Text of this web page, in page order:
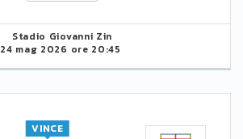
Stadio Giovanni Zin
24 mag 2026 ore 20:45
VINCE